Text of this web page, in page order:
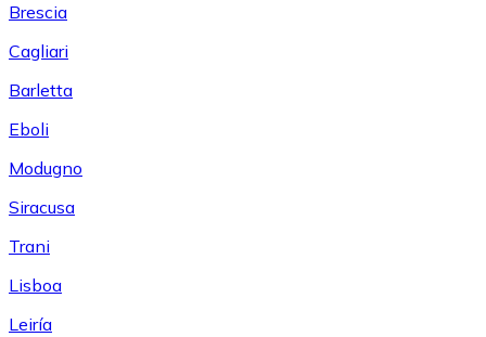
Brescia
Cagliari
Barletta
Eboli
Modugno
Siracusa
Trani
Lisboa
Leiría